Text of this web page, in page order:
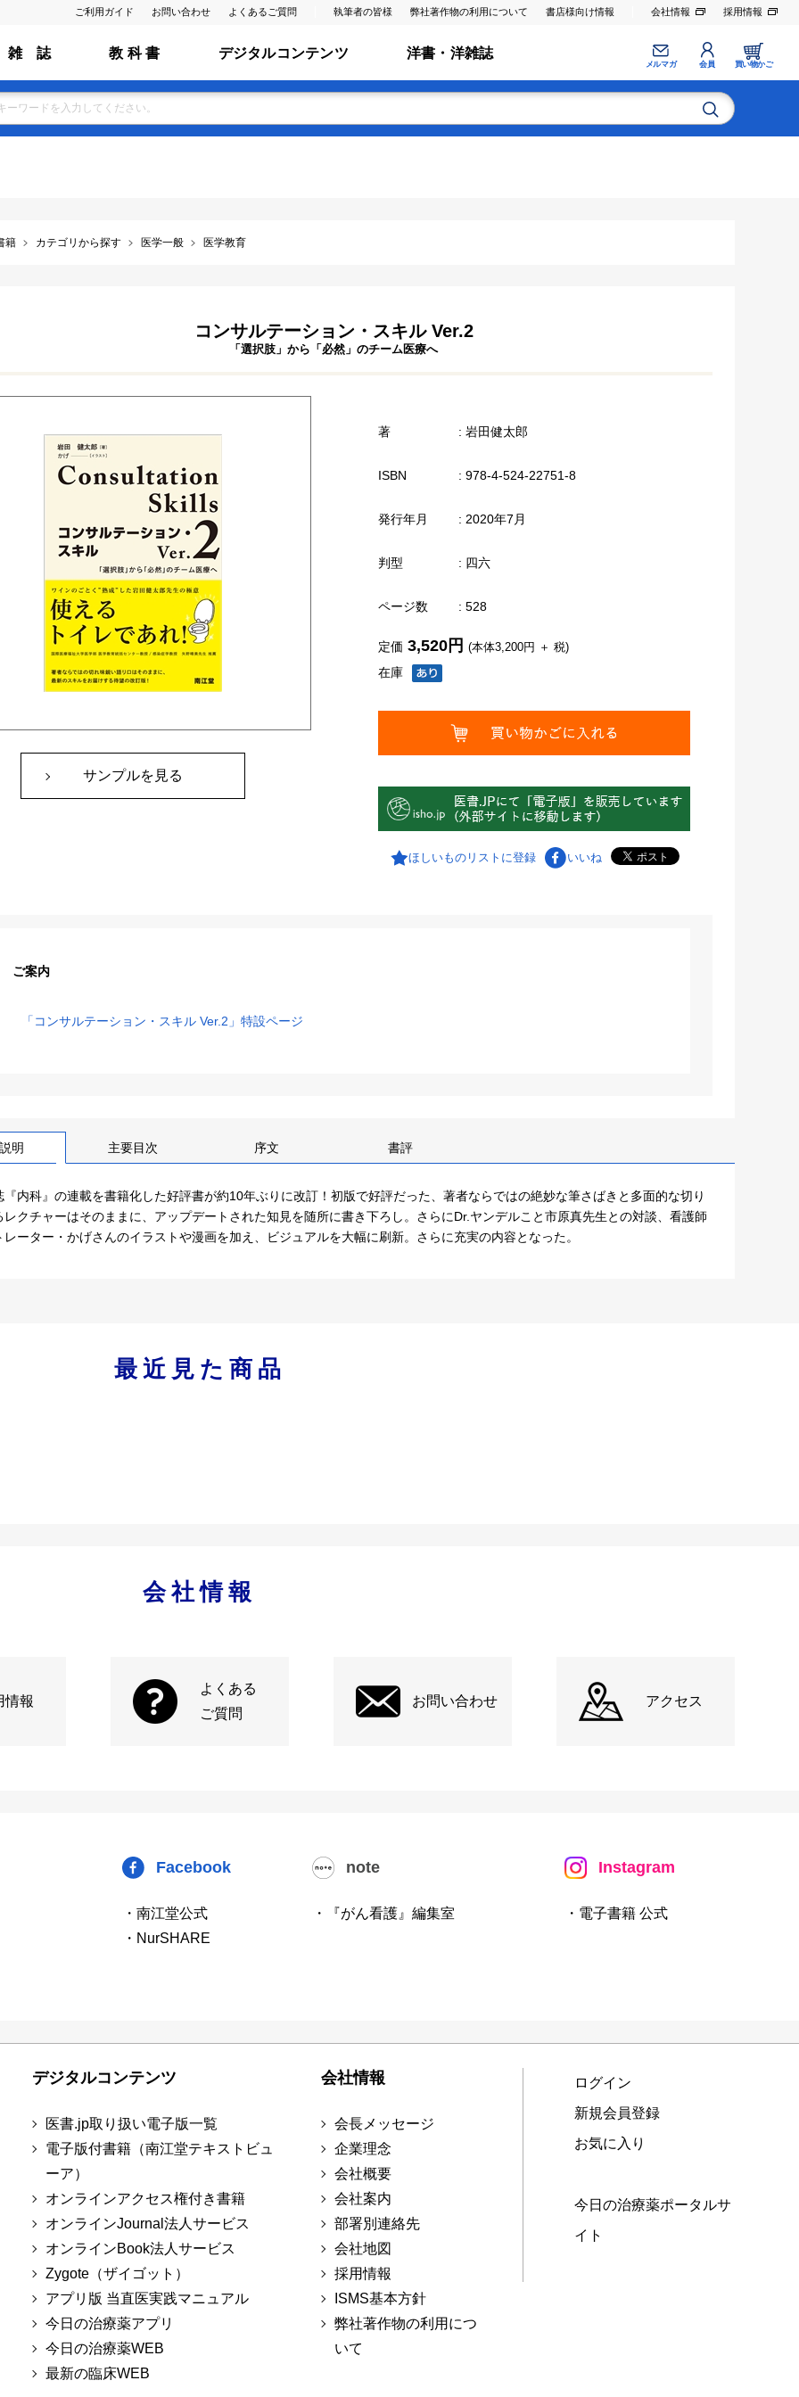
ご利用ガイド お問い合わせ よくあるご質問 執筆者の皆様 弊社著作物の利用について 書店様向け情報 会社情報 採用情報
雑 誌 教 科 書 デジタルコンテンツ 洋書・洋雑誌
メルマガ 会員 買い物かご
籍 カテゴリから探す 医学一般 医学教育
コンサルテーション・スキル Ver.2
「選択肢」から「必然」のチーム医療へ
サンプルを見る
著 : 岩田健太郎
ISBN : 978-4-524-22751-8
発行年月 : 2020年7月
判型 : 四六
ページ数 : 528
在庫
定価 3,520円 (本体3,200円 ＋ 税)
ほしいものリストに登録 いいね
ご案内
「コンサルテーション・スキル Ver.2」特設ページ
明 主要目次 序文 書評
『内科』の連載を書籍化した好評書が約10年ぶりに改訂！初版で好評だった、著者ならではの絶妙な筆さばきと多面的な切り
レクチャーはそのままに、アップデートされた知見を随所に書き下ろし。さらにDr.ヤンデルこと市原真先生との対談、看護師
レーター・かげさんのイラストや漫画を加え、ビジュアルを大幅に刷新。さらに充実の内容となった。
最近見た商品
会社情報
情報
よくある
ご質問
お問い合わせ アクセス
Facebook
・南江堂公式
・NurSHARE
note
・『がん看護』編集室
Instagram
・電子書籍 公式
デジタルコンテンツ
医書.jp取り扱い電子版一覧
電子版付書籍（南江堂テキストビュ
ーア）
オンラインアクセス権付き書籍
オンラインJournal法人サービス
オンラインBook法人サービス
Zygote（ザイゴット）
アプリ版 当直医実践マニュアル
今日の治療薬アプリ
今日の治療薬WEB
最新の臨床WEB
会社情報
会長メッセージ
企業理念
会社概要
会社案内
部署別連絡先
会社地図
採用情報
ISMS基本方針
弊社著作物の利用につ
いて
ログイン
新規会員登録
お気に入り
今日の治療薬ポータルサ
イト